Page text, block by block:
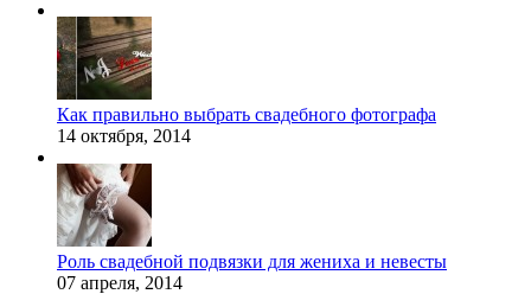
Как правильно выбрать свадебного фотографа
14 октября, 2014
Роль свадебной подвязки для жениха и невесты
07 апреля, 2014